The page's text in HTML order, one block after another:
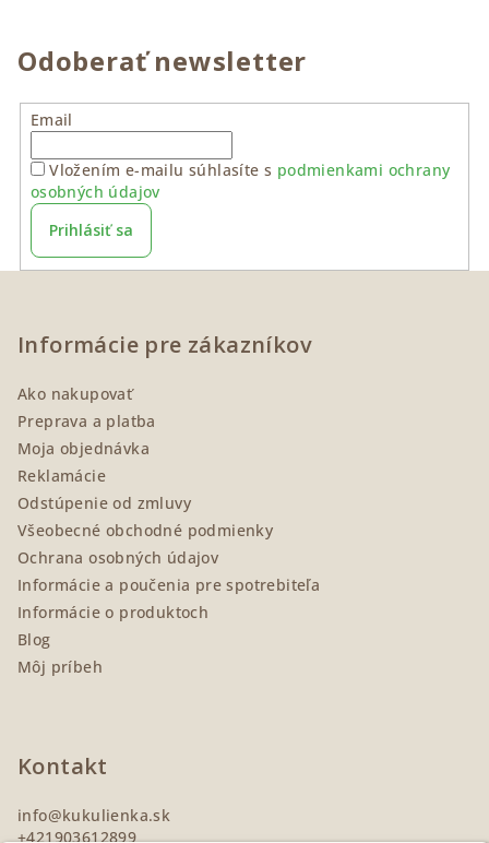
Odoberať newsletter
Email
Vložením e-mailu súhlasíte s podmienkami ochrany
osobných údajov
Prihlásiť sa
Informácie pre zákazníkov
Ako nakupovať
Preprava a platba
Moja objednávka
Reklamácie
Odstúpenie od zmluvy
Všeobecné obchodné podmienky
Ochrana osobných údajov
Informácie a poučenia pre spotrebiteľa
Informácie o produktoch
Blog
Môj príbeh
Kontakt
info@kukulienka.sk
+421903612899